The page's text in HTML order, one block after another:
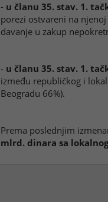
- u članu 35. stav. 1.
porezi ostvareni na
davanje u zakup
- u članu 35. stav. 1.
između republičkog i
Beogradu 66%).
Prema poslednjim
mlrd. dinara sa